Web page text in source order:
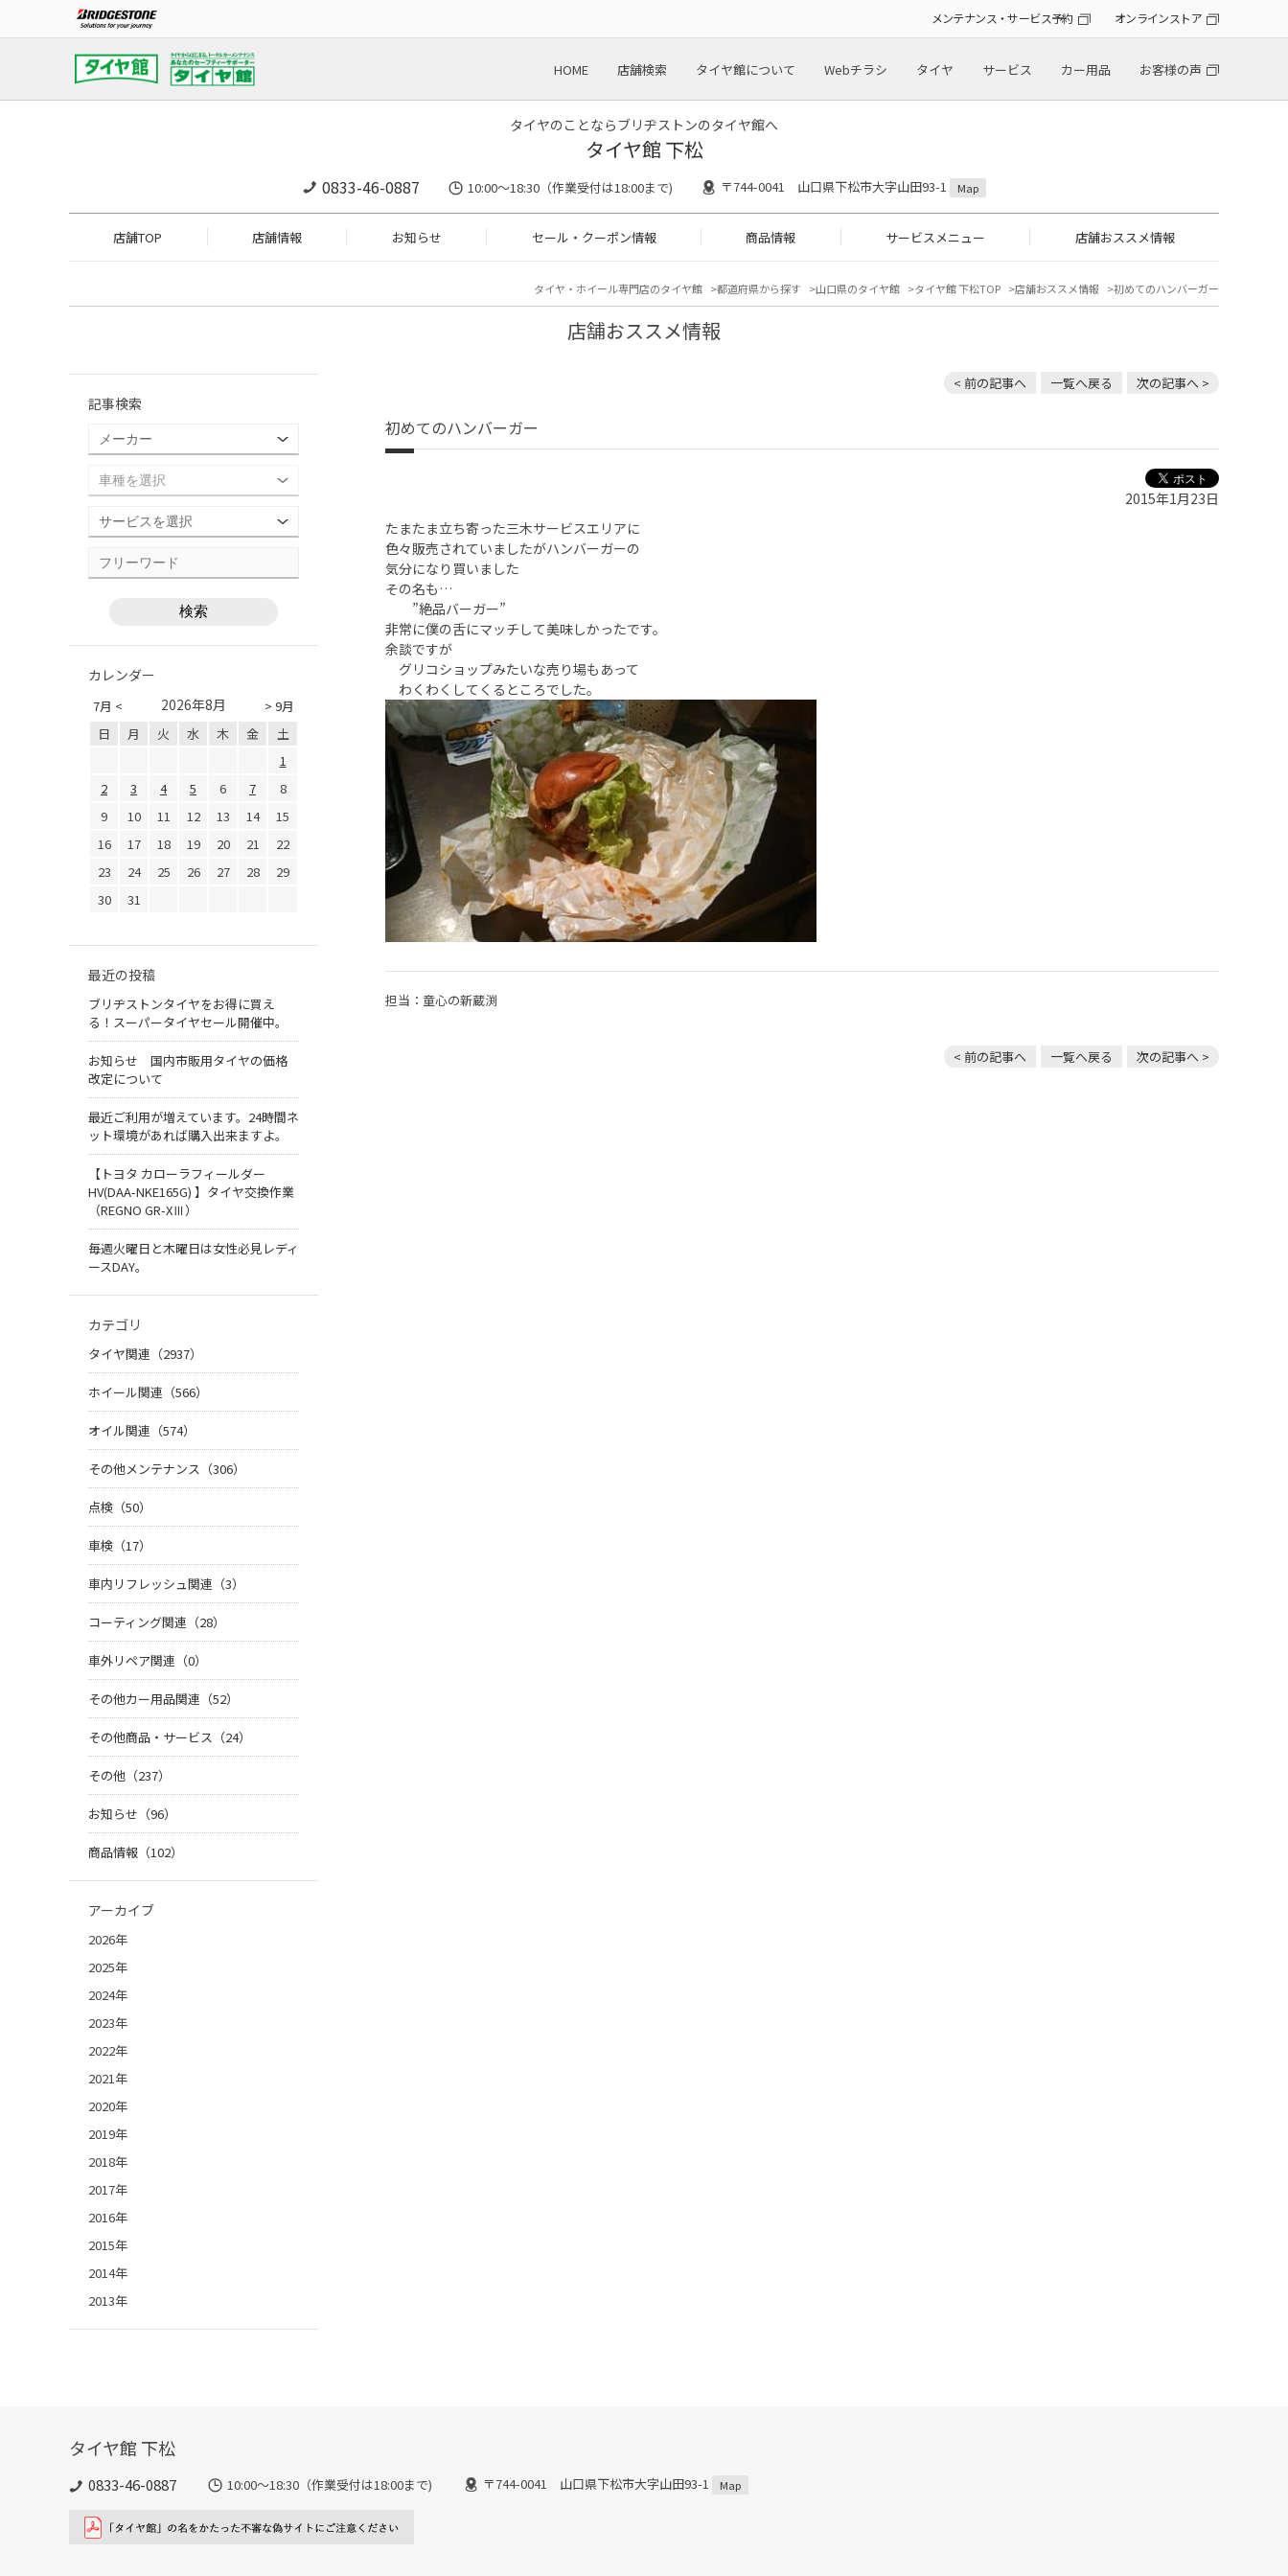
メンテナンス・サービス予約 オンラインストア
HOME 店舗検索 タイヤ館について Webチラシ タイヤ サービス カー用品 お客様の声
タイヤのことならブリヂストンのタイヤ館へ
タイヤ館 下松
0833-46-0887 10:00～18:30（作業受付は18:00まで) 〒744-0041 山口県下松市大字山田93-1 Map
店舗TOP 店舗情報 お知らせ セール・クーポン情報 商品情報 サービスメニュー 店舗おススメ情報
タイヤ・ホイール専門店のタイヤ館 都道府県から探す 山口県のタイヤ館 タイヤ館 下松TOP 店舗おススメ情報 初めてのハンバーガー
店舗おススメ情報
< 前の記事へ 一覧へ戻る 次の記事へ >
初めてのハンバーガー
2015年1月23日
たまたま立ち寄った三木サービスエリアに
色々販売されていましたがハンバーガーの
気分になり買いました
その名も…
”絶品バーガー”
非常に僕の舌にマッチして美味しかったです。
余談ですが
グリコショップみたいな売り場もあって
わくわくしてくるところでした。
担当：童心の新蔵渕
< 前の記事へ 一覧へ戻る 次の記事へ >
記事検索
カレンダー
7月 < > 9月
2026年8月
日 月 火 水 木 金
土
1
2
3 4 5 6 7
8
9
10 11 12 13 14
15
16
17 18 19 20 21
22
23
24 25 26 27 28
29
30
31
最近の投稿
ブリヂストンタイヤをお得に買え
る！スーパータイヤセール開催中。
お知らせ 国内市販用タイヤの価格
改定について
最近ご利用が増えています。24時間ネ
ット環境があれば購入出来ますよ。
【トヨタ カローラフィールダー
HV(DAA-NKE165G) 】タイヤ交換作業
（REGNO GR-XⅢ）
毎週火曜日と木曜日は女性必見レディ
ースDAY。
カテゴリ
タイヤ関連（2937）
ホイール関連（566）
オイル関連（574）
その他メンテナンス（306）
点検（50）
車検（17）
車内リフレッシュ関連（3）
コーティング関連（28）
車外リペア関連（0）
その他カー用品関連（52）
その他商品・サービス（24）
その他（237）
お知らせ（96）
商品情報（102）
アーカイブ
2026年
2025年
2024年
2023年
2022年
2021年
2020年
2019年
2018年
2017年
2016年
2015年
2014年
2013年
タイヤ館 下松
0833-46-0887 10:00～18:30（作業受付は18:00まで) 〒744-0041 山口県下松市大字山田93-1 Map